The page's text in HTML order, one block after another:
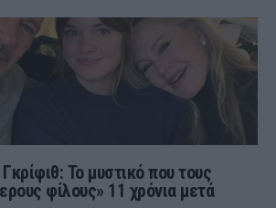
Το μυστικό που τους
φίλους» 11 χρόνια μετά